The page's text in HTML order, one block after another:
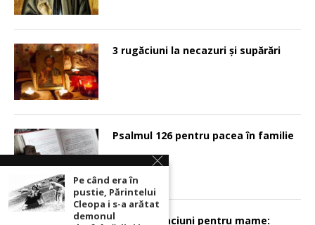
3 rugăciuni la necazuri și supărări
Psalmul 126 pentru pacea în familie
Sunt 2 rugaciuni pentru mame:
Pe când era în
pustie, Părintelui
Cleopa i s-a arătat
demonul